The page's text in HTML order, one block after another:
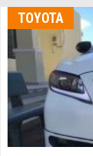
TOYOTA